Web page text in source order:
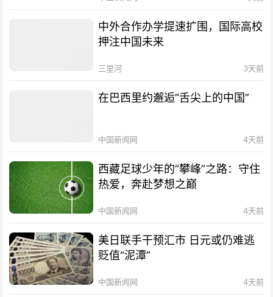
中外合作办学提速扩围，国际高校
押注中国未来
三里河 3天前
在巴西里约邂逅“舌尖上的中国”
中国新闻网 4天前
西藏足球少年的“攀峰”之路：守住
热爱，奔赴梦想之巅
中国新闻网 4天前
美日联手干预汇市 日元或仍难逃
贬值“泥潭”
中国新闻网 4天前